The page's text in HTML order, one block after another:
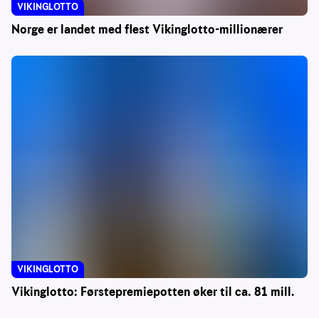
Norge er landet med flest Vikinglotto-millionærer
VIKINGLOTTO
Vikinglotto: Førstepremiepotten øker til ca. 81 mill.
VIKINGLOTTO